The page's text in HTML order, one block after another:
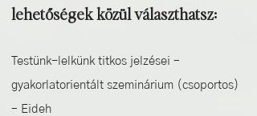
lehetőségek közül választhatsz:
Testünk-lelkünk titkos jelzései –
gyakorlatorientált szeminárium (csoportos)
– Eideh